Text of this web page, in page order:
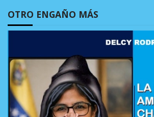
OTRO ENGAÑO MÁS